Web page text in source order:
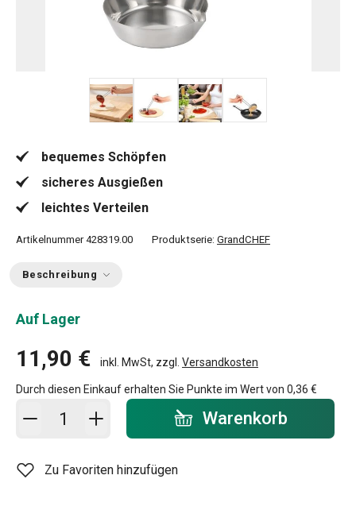
bequemes Schöpfen
sicheres Ausgießen
leichtes Verteilen
Artikelnummer 428319.00 Produktserie: GrandCHEF
Beschreibung
Auf Lager
11,90 € inkl. MwSt, zzgl. Versandkosten
Durch diesen Einkauf erhalten Sie Punkte im Wert von 0,36 €
In den Warenkorb - Menge Warenkorb
Zu Favoriten hinzufügen